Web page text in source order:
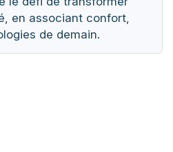
en associant confort,
de demain.